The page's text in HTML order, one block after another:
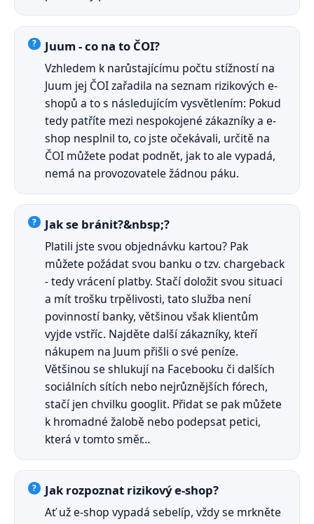
Juum - co na to ČOI?
Vzhledem k narůstajícímu počtu stížností na
Juum jej ČOI zařadila na seznam rizikových e-
shopů a to s následujícím vysvětlením: Pokud
tedy patříte mezi nespokojené zákazníky a e-
shop nesplnil to, co jste očekávali, určitě na
ČOI můžete podat podnět, jak to ale vypadá,
nemá na provozovatele žádnou páku.
Jak se bránit?&nbsp;?
Platili jste svou objednávku kartou? Pak
můžete požádat svou banku o tzv. chargeback
- tedy vrácení platby. Stačí doložit svou situaci
a mít trošku trpělivosti, tato služba není
povinností banky, většinou však klientům
vyjde vstříc. Najděte další zákazníky, kteří
nákupem na Juum přišli o své peníze.
Většinou se shlukují na Facebooku či dalších
sociálních sítích nebo nejrůznějších fórech,
stačí jen chvilku googlit. Přidat se pak můžete
k hromadné žalobě nebo podepsat petici,
která v tomto směr…
Jak rozpoznat rizikový e-shop?
Ať už e-shop vypadá sebelíp, vždy se mrkněte